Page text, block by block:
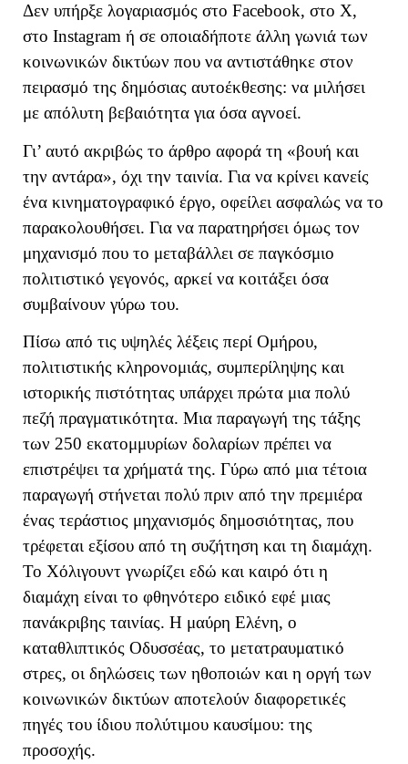
Δεν υπήρξε λογαριασμός στο Facebook, στο X,
στο Instagram ή σε οποιαδήποτε άλλη γωνιά των
κοινωνικών δικτύων που να αντιστάθηκε στον
πειρασμό της δημόσιας αυτοέκθεσης: να μιλήσει
με απόλυτη βεβαιότητα για όσα αγνοεί.
Γι’ αυτό ακριβώς το άρθρο αφορά τη «βουή και
την αντάρα», όχι την ταινία. Για να κρίνει κανείς
ένα κινηματογραφικό έργο, οφείλει ασφαλώς να το
παρακολουθήσει. Για να παρατηρήσει όμως τον
μηχανισμό που το μεταβάλλει σε παγκόσμιο
πολιτιστικό γεγονός, αρκεί να κοιτάξει όσα
συμβαίνουν γύρω του.
Πίσω από τις υψηλές λέξεις περί Ομήρου,
πολιτιστικής κληρονομιάς, συμπερίληψης και
ιστορικής πιστότητας υπάρχει πρώτα μια πολύ
πεζή πραγματικότητα. Μια παραγωγή της τάξης
των 250 εκατομμυρίων δολαρίων πρέπει να
επιστρέψει τα χρήματά της. Γύρω από μια τέτοια
παραγωγή στήνεται πολύ πριν από την πρεμιέρα
ένας τεράστιος μηχανισμός δημοσιότητας, που
τρέφεται εξίσου από τη συζήτηση και τη διαμάχη.
Το Χόλιγουντ γνωρίζει εδώ και καιρό ότι η
διαμάχη είναι το φθηνότερο ειδικό εφέ μιας
πανάκριβης ταινίας. Η μαύρη Ελένη, ο
καταθλιπτικός Οδυσσέας, το μετατραυματικό
στρες, οι δηλώσεις των ηθοποιών και η οργή των
κοινωνικών δικτύων αποτελούν διαφορετικές
πηγές του ίδιου πολύτιμου καυσίμου: της
προσοχής.